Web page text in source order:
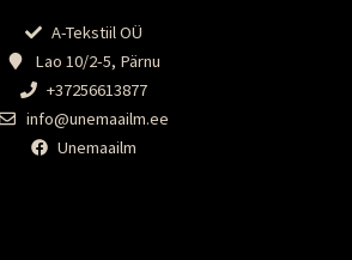
A-Tekstiil OÜ
Lao 10/2-5, Pärnu
+37256613877
info@unemaailm.ee
Unemaailm